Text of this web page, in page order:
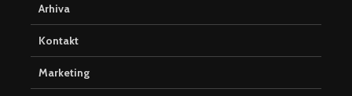
Arhiva
Kontakt
Marketing